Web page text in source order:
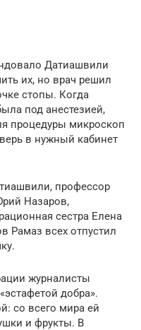
Датиашвили
их, но врач решил
стопы. Когда
под анестезией,
процедуры микроскоп
в нужный кабинет
профессор
Назаров,
сестра Елена
Рамаз всех отпустил
журналисты
добра».
со всего мира ей
и фрукты. В